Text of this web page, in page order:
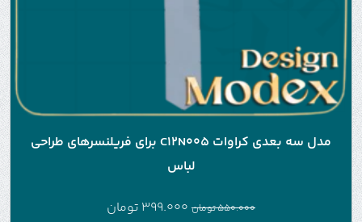
مدل سه بعدی کراوات C12N005 برای فریلنسرهای طراحی
لباس
550.000تومان 399.000 تومان